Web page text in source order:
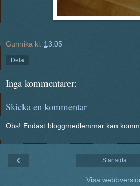
Gunnika kl. 13:05
Dela
Inga kommentarer:
Skicka en kommentar
Obs! Endast bloggmedlemmar kan
‹ Startsida
Visa